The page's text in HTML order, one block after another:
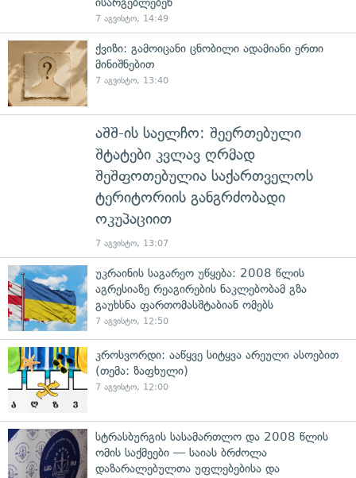
7 აგვისტო, 14:49
ქვიზი: გამოიცანი ცნობილი ადამიანი ერთი
მინიშნებით
7 აგვისტო, 13:40
აშშ-ის საელჩო: შეერთებული
შტატები კვლავ ღრმად
შეშფოთებულია საქართველოს
ტერიტორიის განგრძობადი
ოკუპაციით
7 აგვისტო, 13:07
უკრაინის საგარეო უწყება: 2008 წლის
აგრესიაზე რეაგირების ნაკლებობამ გზა
გაუხსნა ფართომასშტაბიან ომებს
7 აგვისტო, 12:50
კროსვორდი: ააწყვე სიტყვა არეული ასოებით
(თემა: ზაფხული)
7 აგვისტო, 12:00
სტრასბურგის სასამართლო და 2008 წლის
ომის საქმეები — საიას ბრძოლა
დაზარალებულთა უფლებებისა და